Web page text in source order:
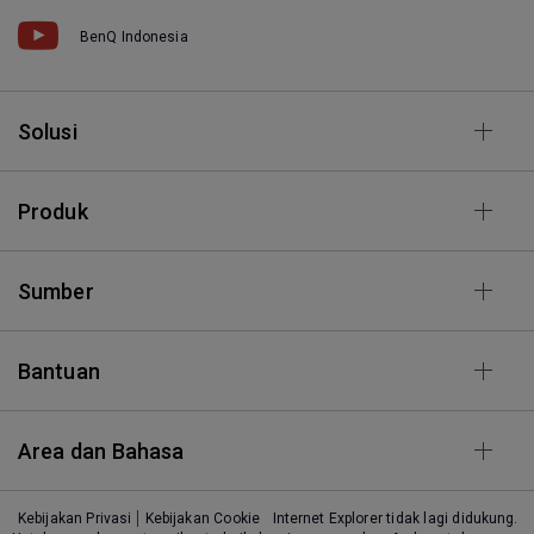
BenQ Indonesia
Solusi
Produk
Sumber
Bantuan
Area dan Bahasa
Kebijakan Privasi Kebijakan Cookie
Internet Explorer tidak lagi didukung.